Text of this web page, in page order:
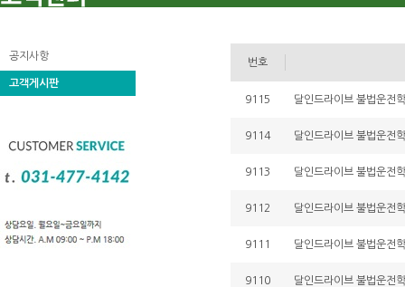
공지사항
고객게시판
번호
9115 달인드라이브 불법운전
9114 달인드라이브 불법운전
9113 달인드라이브 불법운전
9112 달인드라이브 불법운전
9111 달인드라이브 불법운전
9110 달인드라이브 불법운전